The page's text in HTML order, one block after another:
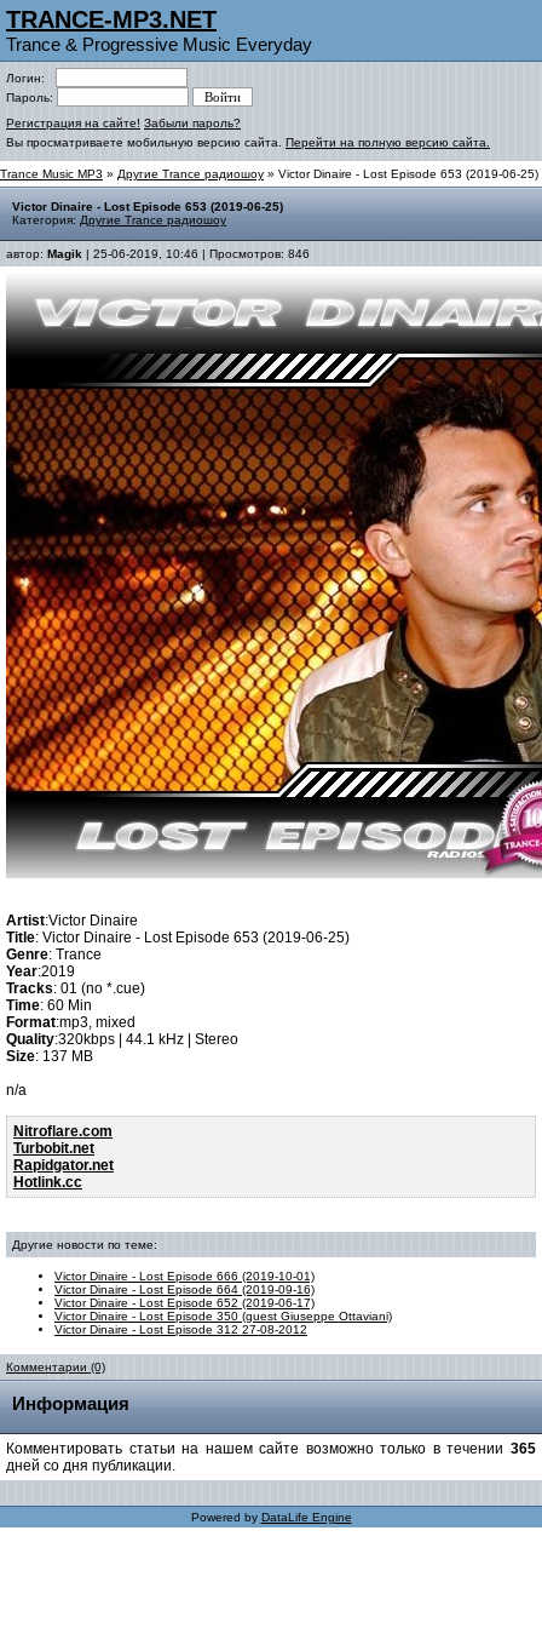
TRANCE-MP3.NET
Trance & Progressive Music Everyday
Логин:
Пароль:
Регистрация на сайте! Забыли пароль?
Вы просматриваете мобильную версию сайта. Перейти на полную версию сайта.
Trance Music MP3 » Другие Trance радиошоу » Victor Dinaire - Lost Episode 653 (2019-06-25)
Victor Dinaire - Lost Episode 653 (2019-06-25)
Категория: Другие Trance радиошоу
автор: Magik | 25-06-2019, 10:46 | Просмотров: 846
Artist:Victor Dinaire
Title: Victor Dinaire - Lost Episode 653 (2019-06-25)
Genre: Trance
Year:2019
Tracks: 01 (no *.cue)
Time: 60 Min
Format:mp3, mixed
Quality:320kbps | 44.1 kHz | Stereo
Size: 137 MB
n/a
Nitroflare.com
Turbobit.net
Rapidgator.net
Hotlink.cc
Другие новости по теме:
Victor Dinaire - Lost Episode 666 (2019-10-01)
Victor Dinaire - Lost Episode 664 (2019-09-16)
Victor Dinaire - Lost Episode 652 (2019-06-17)
Victor Dinaire - Lost Episode 350 (guest Giuseppe Ottaviani)
Victor Dinaire - Lost Episode 312 27-08-2012
Комментарии (0)
Информация
Комментировать статьи на нашем сайте возможно только в течении 365
дней со дня публикации.
Powered by DataLife Engine